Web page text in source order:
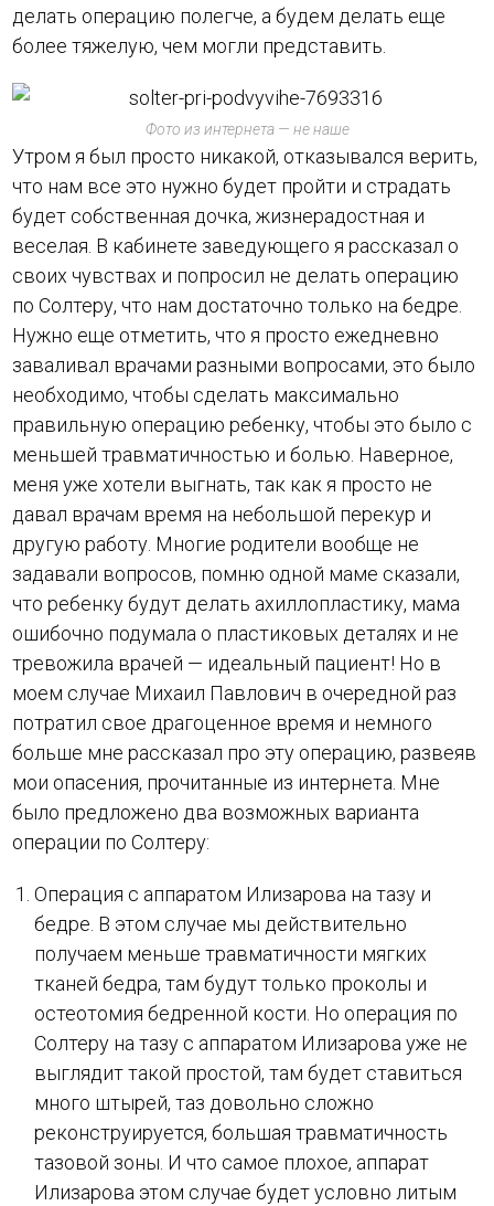
делать операцию полегче, а будем делать еще
более тяжелую, чем могли представить.
Фото из интернета — не наше
Утром я был просто никакой, отказывался верить,
что нам все это нужно будет пройти и страдать
будет собственная дочка, жизнерадостная и
веселая. В кабинете заведующего я рассказал о
своих чувствах и попросил не делать операцию
по Солтеру, что нам достаточно только на бедре.
Нужно еще отметить, что я просто ежедневно
заваливал врачами разными вопросами, это было
необходимо, чтобы сделать максимально
правильную операцию ребенку, чтобы это было с
меньшей травматичностью и болью. Наверное,
меня уже хотели выгнать, так как я просто не
давал врачам время на небольшой перекур и
другую работу. Многие родители вообще не
задавали вопросов, помню одной маме сказали,
что ребенку будут делать ахиллопластику, мама
ошибочно подумала о пластиковых деталях и не
тревожила врачей — идеальный пациент! Но в
моем случае Михаил Павлович в очередной раз
потратил свое драгоценное время и немного
больше мне рассказал про эту операцию, развеяв
мои опасения, прочитанные из интернета. Мне
было предложено два возможных варианта
операции по Солтеру:
Операция с аппаратом Илизарова на тазу и
бедре. В этом случае мы действительно
получаем меньше травматичности мягких
тканей бедра, там будут только проколы и
остеотомия бедренной кости. Но операция по
Солтеру на тазу с аппаратом Илизарова уже не
выглядит такой простой, там будет ставиться
много штырей, таз довольно сложно
реконструируется, большая травматичность
тазовой зоны. И что самое плохое, аппарат
Илизарова этом случае будет условно литым